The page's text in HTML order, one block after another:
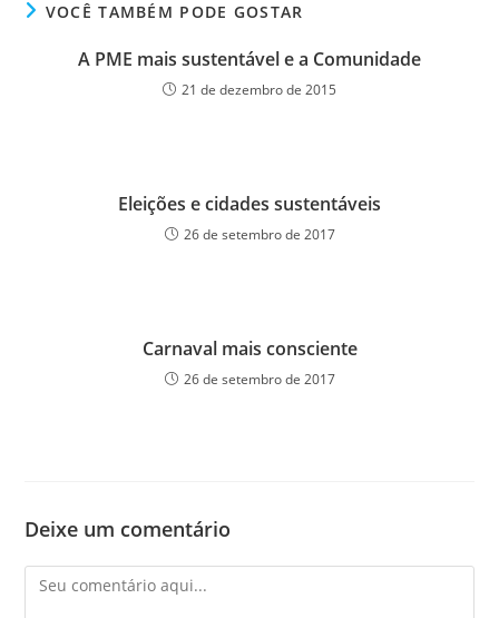
VOCÊ TAMBÉM PODE GOSTAR
A PME mais sustentável e a Comunidade
21 de dezembro de 2015
Eleições e cidades sustentáveis
26 de setembro de 2017
Carnaval mais consciente
26 de setembro de 2017
Deixe um comentário